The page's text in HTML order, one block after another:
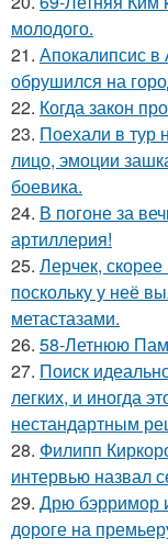
молодого.
21. Апокалипсис
обрушился на
22. Когда закон
23. Поехали в тур
лицо, эмоции
боевика.
24. В погоне за
артиллерия!
25. Лерчек,
поскольку у неё
метастазами.
26. 58-Летнюю
27. Поиск
легких, и иногда
нестандартным
28. Филипп
интервью назвал
29. Дрю бэрримор
дороге на